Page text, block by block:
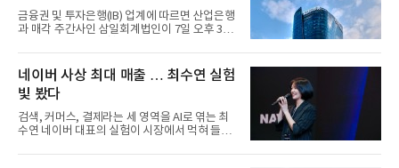
금융권 및 투자은행(IB) 업계에 따르면 산업은행
과 매각 주간사인 삼일회계법인이 7일 오후 3시
네이버 사상 최대 매출 … 최수연 실험
빛 봤다
검색, 커머스, 결제라는 세 영역을 AI로 엮는 최
수연 네이버 대표의 실험이 시장에서 먹혀 들어